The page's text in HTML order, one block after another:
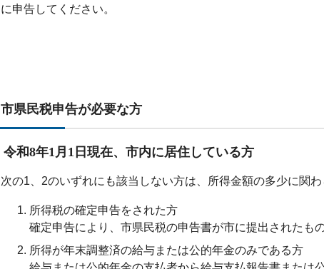
に申告してください。
市県民税申告が必要な方
令和8年1月1日現在、市内に居住している方
次の1、2のいずれにも該当しない方は、所得金額の多少に関
所得税の確定申告をされた方
確定申告により、市県民税の申告書が市に提出されたも
所得が年末調整済の給与または公的年金のみである方